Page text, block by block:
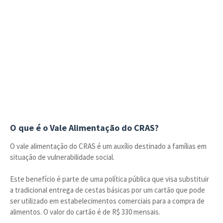
O que é o Vale Alimentação do CRAS?
O vale alimentação do CRAS é um auxílio destinado a famílias em
situação de vulnerabilidade social.
Este benefício é parte de uma política pública que visa substituir
a tradicional entrega de cestas básicas por um cartão que pode
ser utilizado em estabelecimentos comerciais para a compra de
alimentos. O valor do cartão é de R$ 330 mensais.